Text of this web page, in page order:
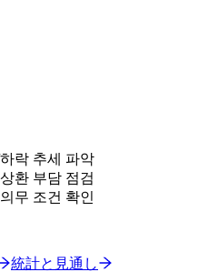
락 추세 파악
환 부담 점검
무 조건 확인
統計と見通し